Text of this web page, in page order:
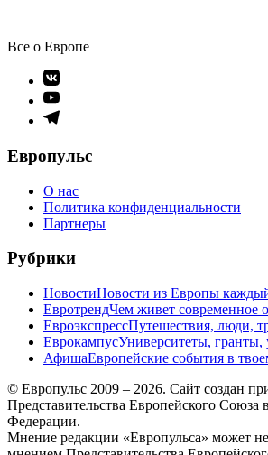
Все о Европе
Элемент
меню
Элемент
меню
Элемент
Европульс
О нас
Политика конфиденциальности
Партнеры
Рубрики
НовостиНовости из Европы
ЕвротрендЧем живет современное
ЕвроэкспрессПутешествия, люди,
ЕврокампусУниверситеты, гранты,
АфишаЕвропейские события в
© Европульс 2009 – 2026. Сайт создан
Представительства Европейского Союза
Федерации.
Мнение редакции «Европульса» может не